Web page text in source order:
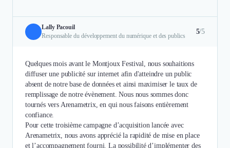
Lally Pacouil
Responsable du développement du numérique et des publics
5/5
Quelques mois avant le Montjoux Festival, nous souhaitions
diffuser une publicité sur internet afin d'atteindre un public
absent de notre base de données et ainsi maximiser le taux de
remplissage de notre évènement. Nous nous sommes donc
tournés vers Arenametrix, en qui nous faisons entièrement
confiance.
Pour cette troisième campagne d’acquisition lancée avec
Arenametrix, nous avons apprécié la rapidité de mise en place
et l’accompagnement fourni. La possibilité d’implémenter des